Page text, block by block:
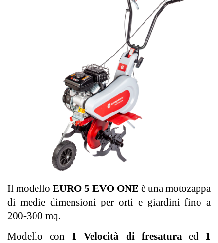
Il modelloEURO 5 EVO ONE è una motozappa
di medie dimensioni per orti e giardini fino a
200-300 mq.
Modello con 1 Velocità di fresatura ed1